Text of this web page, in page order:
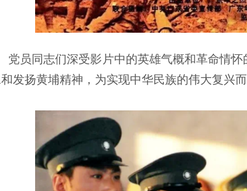
党员同志们深受影片中的英雄气概和革命情
发扬黄埔精神，为实现中华民族的伟大复兴而